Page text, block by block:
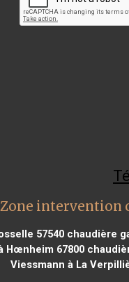
Zone intervention
57540 chaudière
67800
Viessmann à La